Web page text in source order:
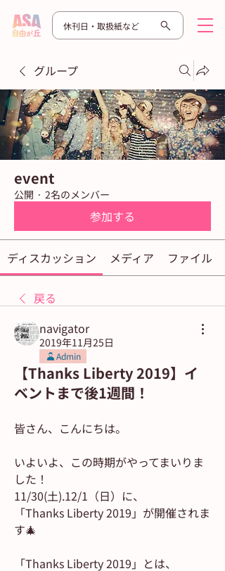
休刊日・取扱紙など
グループ
event
公開 · 2名のメンバー
参加する
ディスカッション メディア ファイル
戻る
navigator
2019年11月25日
Admin
【Thanks Liberty 2019】イ
ベントまで後1週間！
皆さん、こんにちは。
いよいよ、この時期がやってまいりま
した！
11/30(土).12/1（日）に、
「Thanks Liberty 2019」が開催されま
す🎄
「Thanks Liberty 2019」とは、